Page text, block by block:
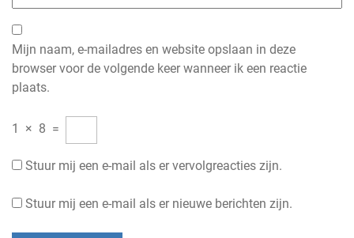
Mijn naam, e-mailadres en website opslaan in deze
browser voor de volgende keer wanneer ik een reactie
plaats.
1 × 8 =
Stuur mij een e-mail als er vervolgreacties zijn.
Stuur mij een e-mail als er nieuwe berichten zijn.